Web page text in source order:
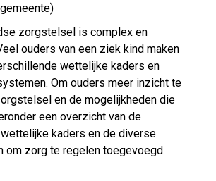
zorgstelsel is complex en
ouders van een ziek kind maken
wettelijke kaders en
Om ouders meer inzicht te
en de mogelijkheden die
een overzicht van de
kaders en de diverse
om zorg te regelen toegevoegd.